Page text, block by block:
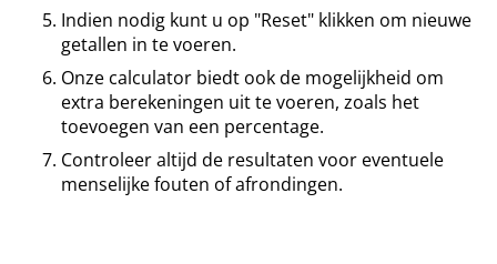
Indien nodig kunt u op "Reset" klikken om nieuwe
getallen in te voeren.
Onze calculator biedt ook de mogelijkheid om
extra berekeningen uit te voeren, zoals het
toevoegen van een percentage.
Controleer altijd de resultaten voor eventuele
menselijke fouten of afrondingen.